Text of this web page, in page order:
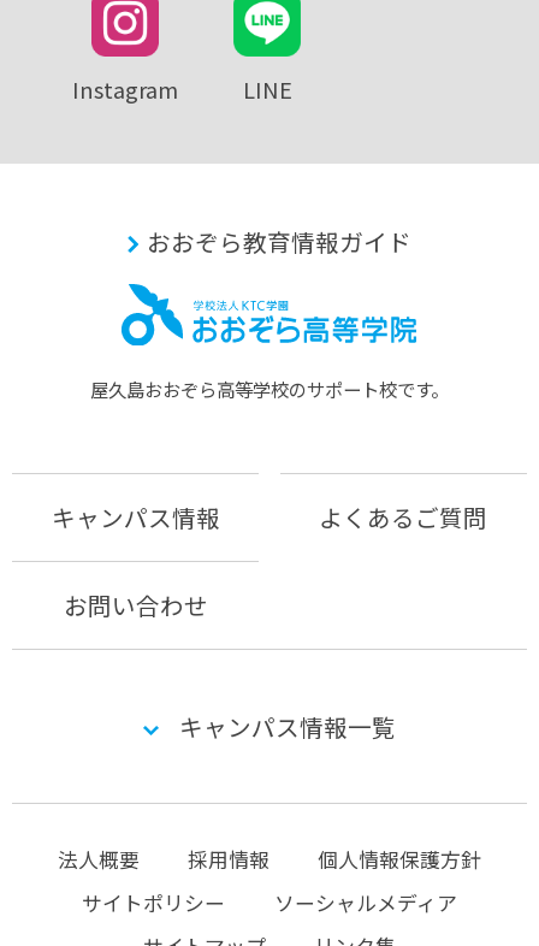
Instagram LINE
おおぞら教育情報ガイド
屋久島おおぞら⾼等学校のサポート校です。
キャンパス情報 よくあるご質問
お問い合わせ
キャンパス情報一覧
法人概要 採用情報
個人情報保護方針
サイトポリシー
ソーシャルメディア